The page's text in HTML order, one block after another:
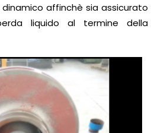
affinchè sia assicurato
liquido al termine della